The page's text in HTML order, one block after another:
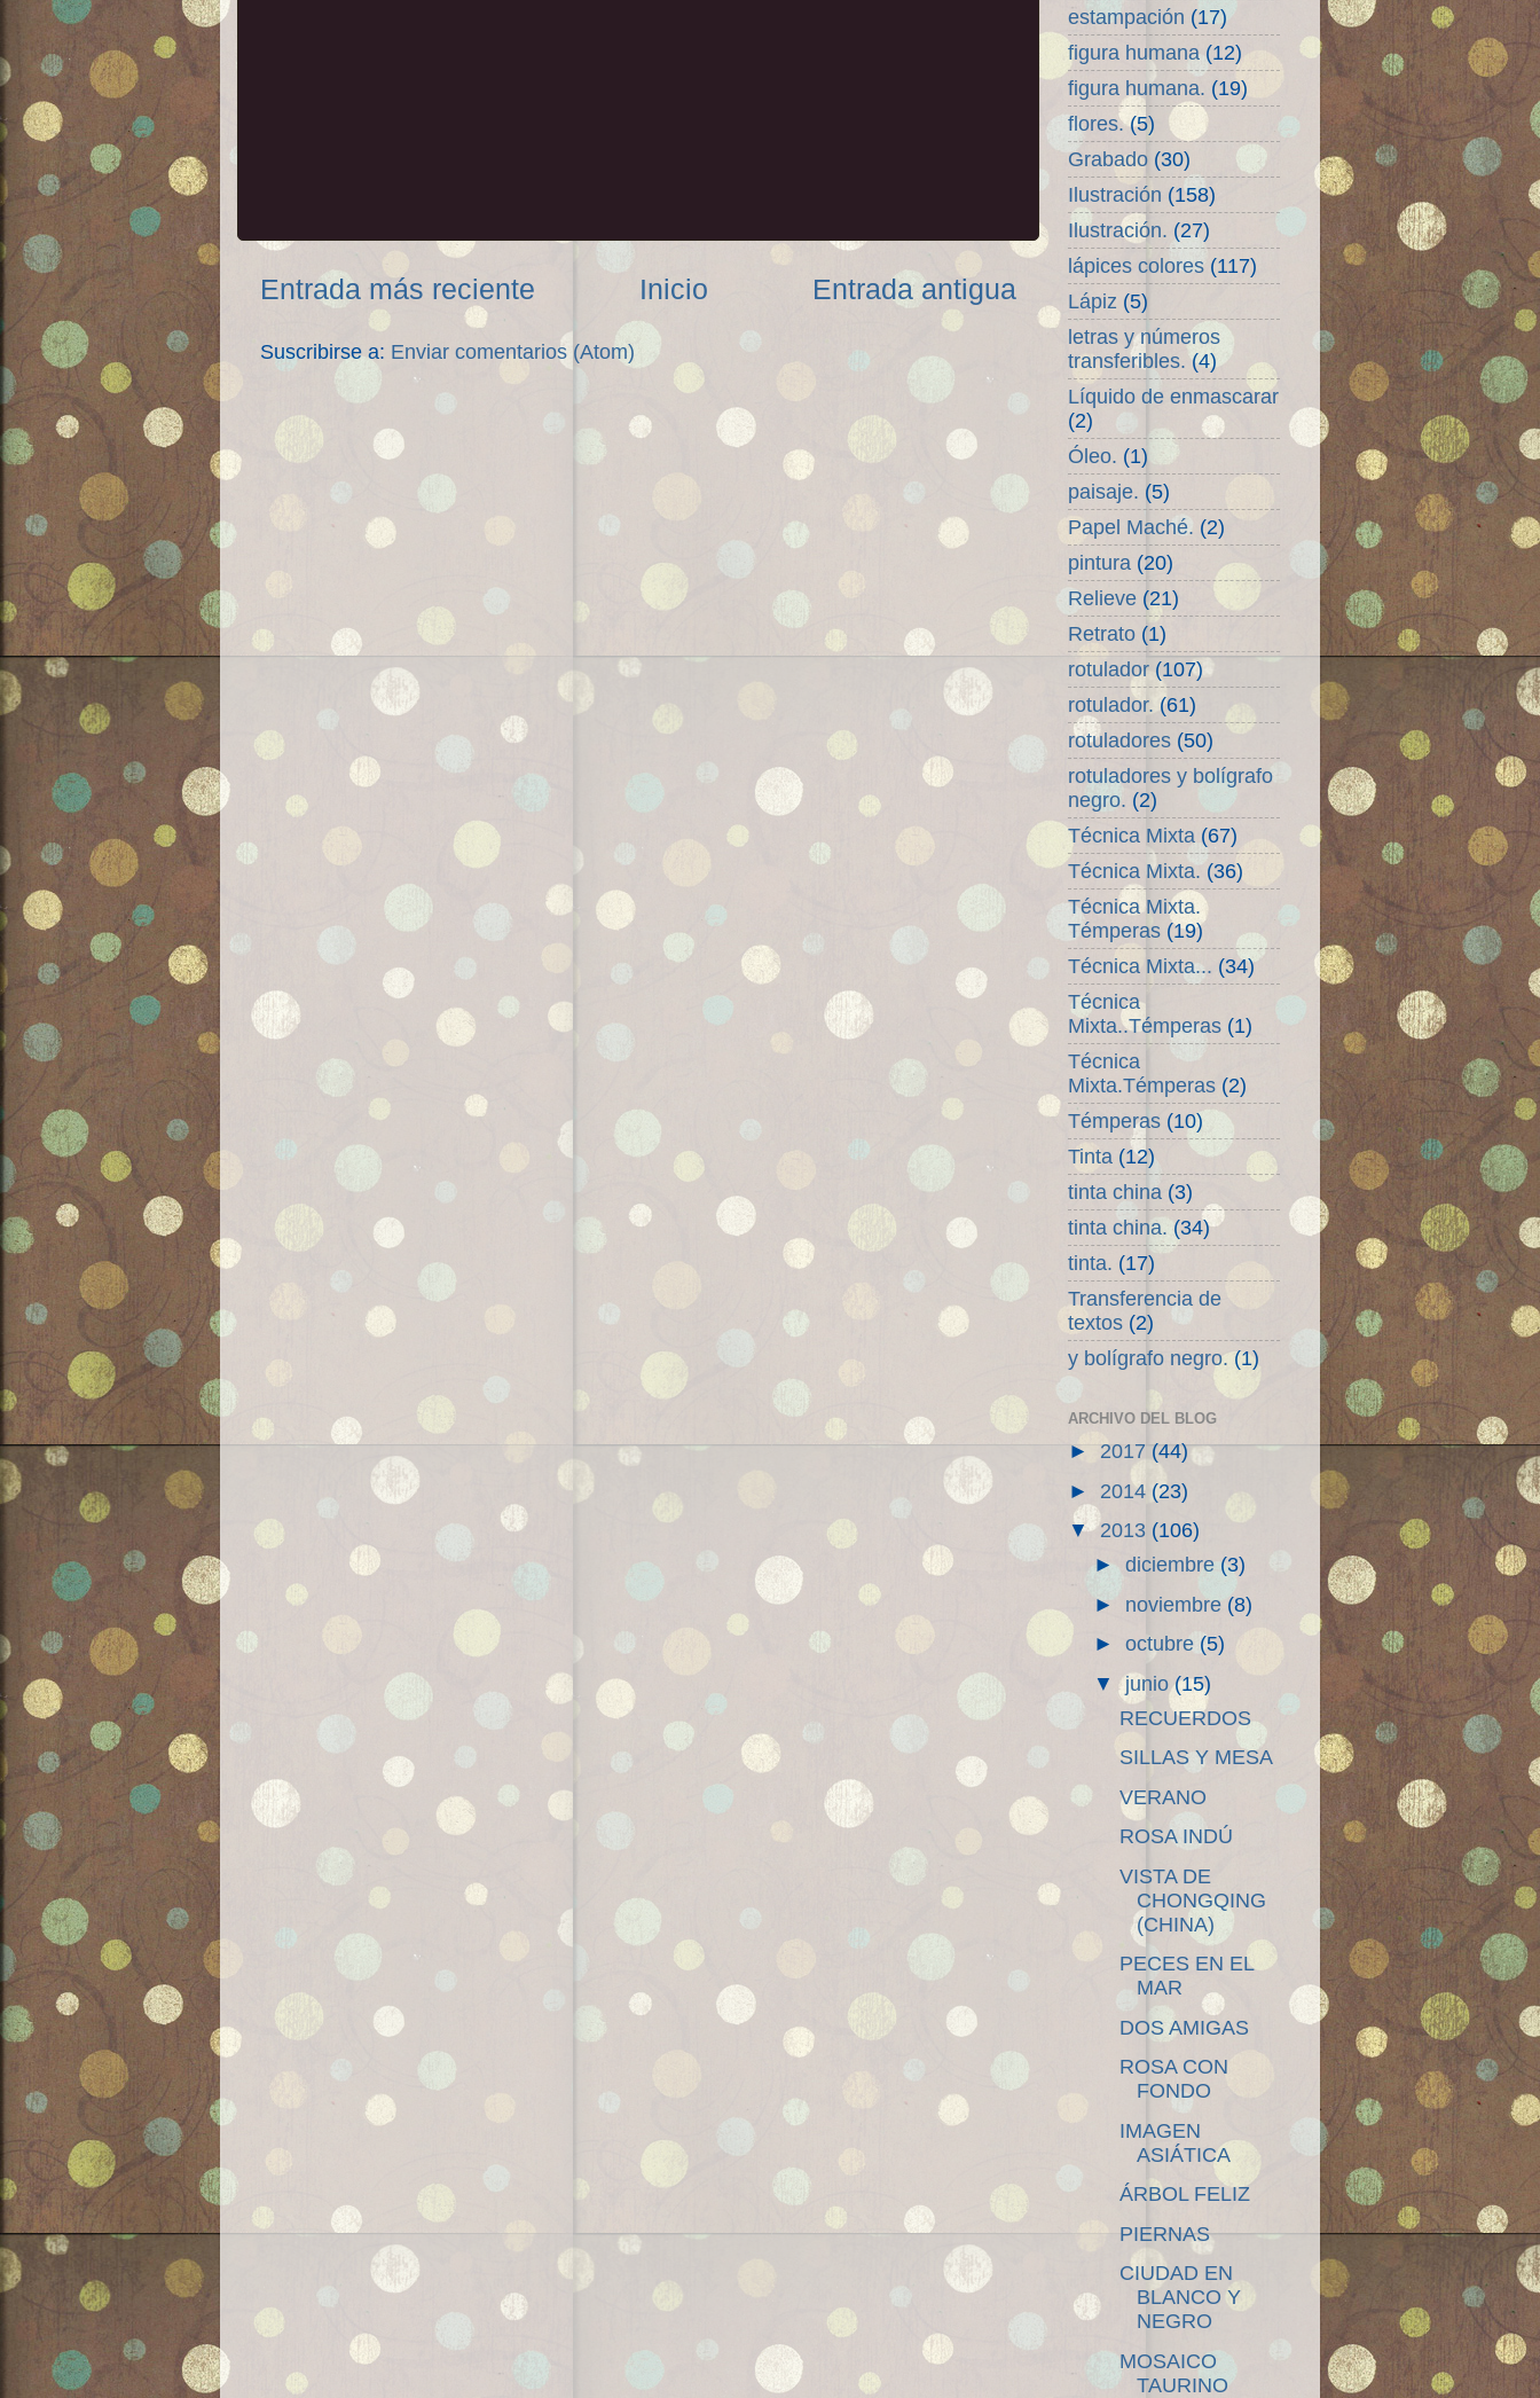
Entrada más reciente Entrada antigua
Inicio
Suscribirse a: Enviar comentarios (Atom)
estampación (17)
figura humana (12)
figura humana. (19)
flores. (5)
Grabado (30)
Ilustración (158)
Ilustración. (27)
lápices colores (117)
Lápiz (5)
letras y números
transferibles. (4)
Líquido de enmascarar
(2)
Óleo. (1)
paisaje. (5)
Papel Maché. (2)
pintura (20)
Relieve (21)
Retrato (1)
rotulador (107)
rotulador. (61)
rotuladores (50)
rotuladores y bolígrafo
negro. (2)
Técnica Mixta (67)
Técnica Mixta. (36)
Técnica Mixta.
Témperas (19)
Técnica Mixta... (34)
Técnica
Mixta..Témperas (1)
Técnica
Mixta.Témperas (2)
Témperas (10)
Tinta (12)
tinta china (3)
tinta china. (34)
tinta. (17)
Transferencia de
textos (2)
y bolígrafo negro. (1)
ARCHIVO DEL BLOG
► 2017(44)
► 2014 (23)
▼2013 (106)
► diciembre (3)
► noviembre (8)
► octubre (5)
▼junio(15)
RECUERDOS
SILLAS Y MESA
VERANO
ROSA INDÚ
VISTA DE
CHONGQING
(CHINA)
PECES EN EL
MAR
DOS AMIGAS
ROSA CON
FONDO
IMAGEN
ASIÁTICA
ÁRBOL FELIZ
PIERNAS
CIUDAD EN
BLANCO Y
NEGRO
MOSAICO
TAURINO